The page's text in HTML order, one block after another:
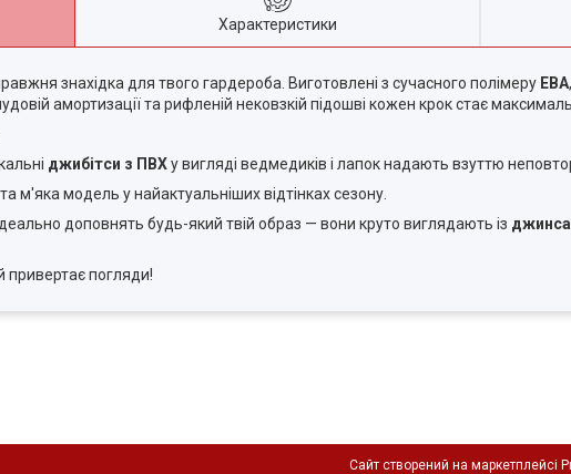
Характеристики
знахідка для твого гардероба. Виготовлені з сучасного полімеру ЕВА
амортизації та рифленій нековзкій підошві кожен крок стає
джибітси з ПВХу вигляді ведмедиків і лапок надають взуттю
м'яка модель у найактуальніших відтінках сезону.
доповнять будь-який твій образ — вони круто виглядають із
привертає погляди!
Сайт створений на маркетплейсі